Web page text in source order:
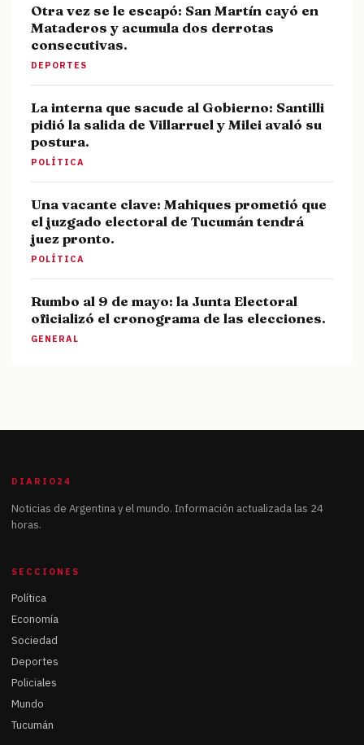
Otra vez se le escapó: San Martín cayó en
Mataderos y acumula dos derrotas
consecutivas.
DEPORTES
La interna que sacude al Gobierno: Santilli
pidió la salida de Villarruel y Milei avaló su
postura.
POLÍTICA
Una vacante clave: Mahiques prometió que
el juzgado electoral de Tucumán tendrá
juez pronto.
POLÍTICA
Rumbo al 9 de mayo: la Junta Electoral
oficializó el cronograma de las elecciones.
GENERAL
DIARIO24
Noticias de Argentina y el mundo. Información actualizada las 24
horas.
SECCIONES
Política
Economía
Sociedad
Deportes
Policiales
Mundo
Tucumán